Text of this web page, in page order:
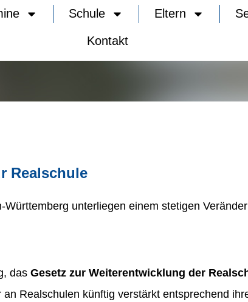
Schule Eltern
Kontakt
Realschule
Württemberg unterliegen einem stetigen
dasGesetz zur Weiterentwicklung der
Realschulen künftig verstärkt entsprechend